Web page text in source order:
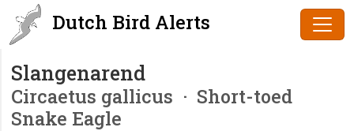
Dutch Bird Alerts
Slangenarend
Circaetus gallicus · Short-toed
Snake Eagle